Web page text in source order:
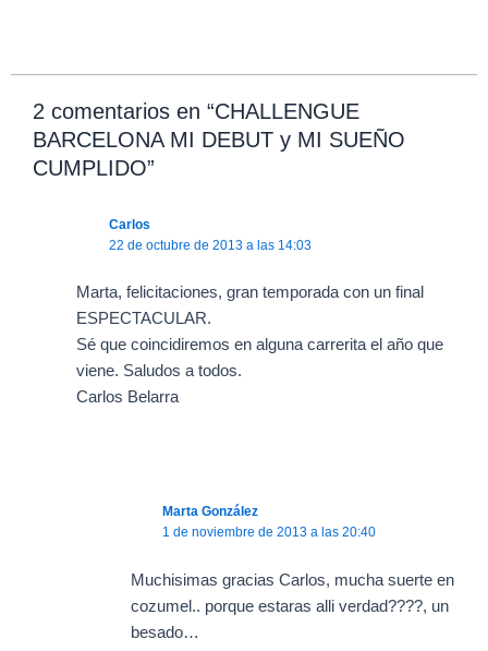
2 comentarios en “CHALLENGUE
BARCELONA MI DEBUT y MI SUEÑO
CUMPLIDO”
Carlos
22 de octubre de 2013 a las 14:03
Marta, felicitaciones, gran temporada con un final
ESPECTACULAR.
Sé que coincidiremos en alguna carrerita el año que
viene. Saludos a todos.
Carlos Belarra
Marta González
1 de noviembre de 2013 a las 20:40
Muchisimas gracias Carlos, mucha suerte en
cozumel.. porque estaras alli verdad????, un
besado…